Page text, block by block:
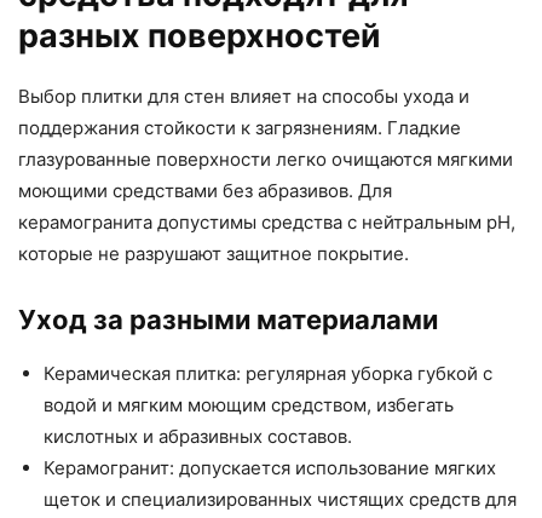
разных поверхностей
Выбор плитки для стен влияет на способы ухода и
поддержания стойкости к загрязнениям. Гладкие
глазурованные поверхности легко очищаются мягкими
моющими средствами без абразивов. Для
керамогранита допустимы средства с нейтральным pH,
которые не разрушают защитное покрытие.
Уход за разными материалами
Керамическая плитка: регулярная уборка губкой с
водой и мягким моющим средством, избегать
кислотных и абразивных составов.
Керамогранит: допускается использование мягких
щеток и специализированных чистящих средств для